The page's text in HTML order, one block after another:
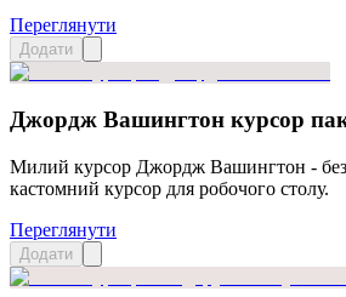
Переглянути
Додати
Джордж Вашингтон курсор
Милий курсор Джордж Вашингтон -
кастомний курсор для робочого столу.
Переглянути
Додати